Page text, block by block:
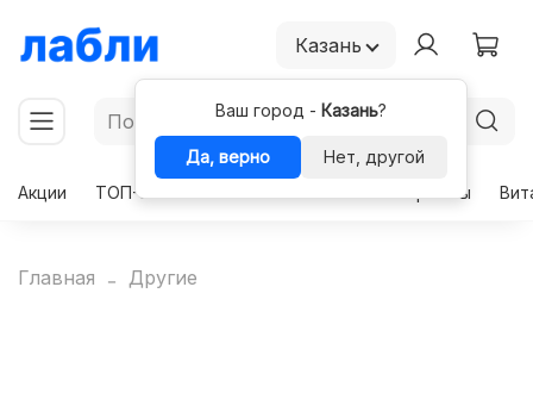
Казань
Ваш город - Казань?
Да, верно
Нет, другой
Акции
ТОП-50 Гормоны
Главная Другие